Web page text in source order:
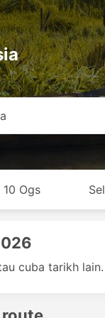
10 Ogs
cuba tarikh lain.